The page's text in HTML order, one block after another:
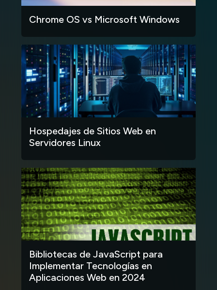
Chrome OS vs Microsoft Windows
Hospedajes de Sitios Web en
Servidores Linux
Bibliotecas de JavaScript para
Implementar Tecnologías en
Aplicaciones Web en 2024